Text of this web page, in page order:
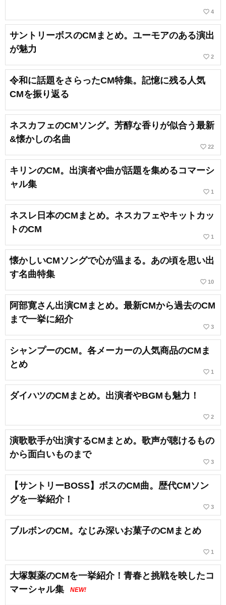
favorite_border 4
サントリーボスのCMまとめ。ユーモアのある演出
が魅力
favorite_border 2
令和に話題をさらったCM特集。記憶に残る人気
CMを振り返る
ネスカフェのCMソング。芳醇な香りが似合う最新
&懐かしの名曲
favorite_border 22
キリンのCM。出演者や曲が話題を集めるコマーシ
ャル集
favorite_border 1
ネスレ日本のCMまとめ。ネスカフェやキットカッ
トのCM
favorite_border 1
懐かしいCMソングで心が温まる。あの頃を思い出
す名曲特集
favorite_border 10
阿部寛さん出演CMまとめ。最新CMから過去のCM
まで一挙に紹介
favorite_border 3
シャンプーのCM。各メーカーの人気商品のCMま
とめ
favorite_border 1
ダイハツのCMまとめ。出演者やBGMも魅力！
favorite_border 2
演歌歌手が出演するCMまとめ。歌声が聴けるもの
から面白いものまで
favorite_border 3
【サントリーBOSS】ボスのCM曲。歴代CMソン
グを一挙紹介！
favorite_border 3
ブルボンのCM。なじみ深いお菓子のCMまとめ
favorite_border 1
大塚製薬のCMを一挙紹介！青春と挑戦を映したコ
マーシャル集
NEW!